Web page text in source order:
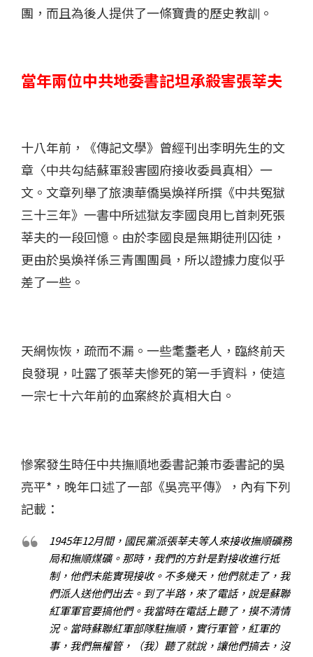
團，而且為後人提供了一條寶貴的歷史教訓。
當年兩位中共地委書記坦承殺害張莘夫
十八年前，《傳記文學》曾經刊出李明先生的文
章〈中共勾結蘇軍殺害國府接收委員真相〉一
文。文章列舉了旅澳華僑吳煥祥所撰《中共冤獄
三十三年》一書中所述獄友李國良用匕首刺死張
莘夫的一段回憶。由於李國良是無期徒刑囚徒，
更由於吳煥祥係三青團團員，所以證據力度似乎
差了一些。
天網恢恢，疏而不漏。一些耄耋老人，臨終前天
良發現，吐露了張莘夫慘死的第一手資料，使這
一宗七十六年前的血案終於真相大白。
慘案發生時任中共撫順地委書記兼市委書記的吳
亮平* ，晚年口述了一部《吳亮平傳》，內有下列
記載：
1945年12月間，國民黨派張莘夫等人來接收撫順礦務
局和撫順煤礦。那時，我們的方針是對接收進行抵
制，他們未能實現接收。不多幾天，他們就走了，我
們派人送他們出去。到了半路，來了電話，說是蘇聯
紅軍軍官要搞他們。我當時在電話上聽了，摸不清情
況。當時蘇聯紅軍部隊駐撫順，實行軍管，紅軍的
事，我們無權管，（我）聽了就說，讓他們搞去，沒